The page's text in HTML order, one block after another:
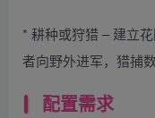
* 耕种或狩猎 – 建立
者向野外进军，猎捕
配置需求